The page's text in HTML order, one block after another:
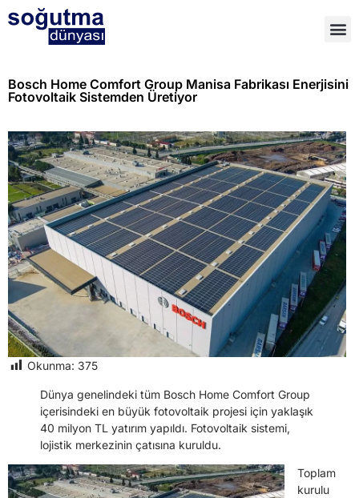
Bosch Home Comfort Group Manisa Fabrikası Enerjisini
Fotovoltaik Sistemden Üretiyor
Okunma: 375
Dünya genelindeki tüm Bosch Home Comfort Group
içerisindeki en büyük fotovoltaik projesi için yaklaşık
40 milyon TL yatırım yapıldı. Fotovoltaik sistemi,
lojistik merkezinin çatısına kuruldu.
Toplam
kurulu